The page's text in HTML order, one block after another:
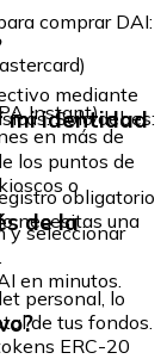
comprar DAI:
Instant)
en más de
mediante
Solo debes:
los puntos de
o
y seleccionar
en minutos.
mi identidad
obligatorio
necesitas una
de la
personal, lo
de tus fondos.
ERC-20